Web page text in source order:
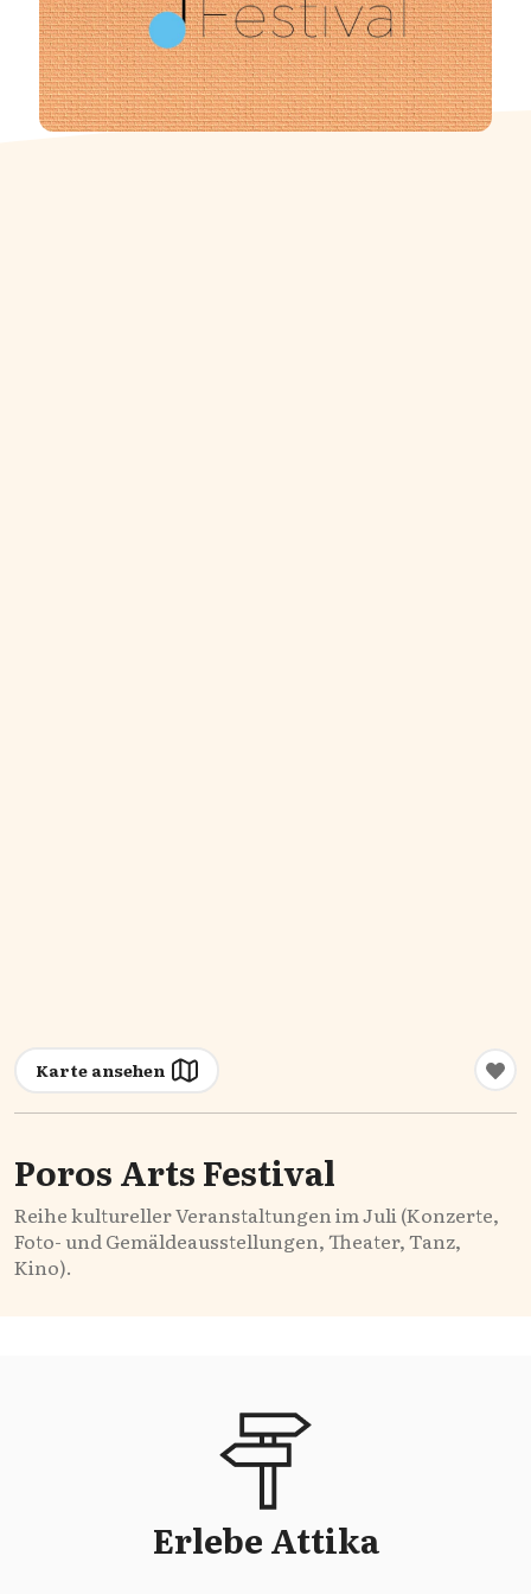
Karte ansehen
Poros Arts Festival
Reihe kultureller Veranstaltungen im Juli (Konzerte,
Foto- und Gemäldeausstellungen, Theater, Tanz,
Kino).
Erlebe Attika